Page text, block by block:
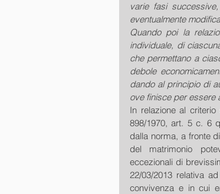
varie fasi
eventualmente
Quando poi la
individuale, di
che permettano a
debole
dando al principio di
ove finisce per essere
In relazione al
898/1970, art. 5 c. 6
dalla norma, a fronte
del matrimonio
eccezionali di
22/03/2013 relativa
convivenza e in cui